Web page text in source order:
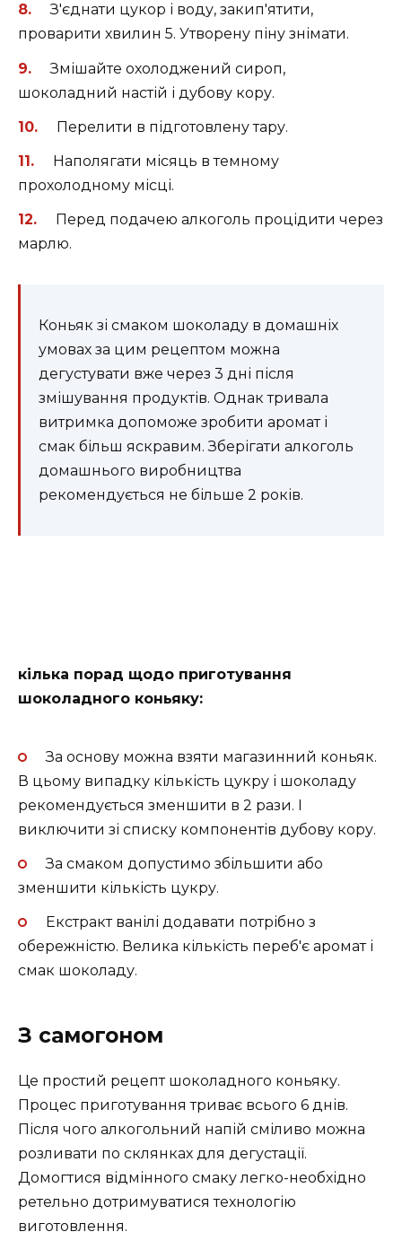
З'єднати цукор і воду, закип'ятити,
проварити хвилин 5. Утворену піну знімати.
Змішайте охолоджений сироп,
шоколадний настій і дубову кору.
Перелити в підготовлену тару.
Наполягати місяць в темному
прохолодному місці.
Перед подачею алкоголь процідити через
марлю.
Коньяк зі смаком шоколаду в домашніх
умовах за цим рецептом можна
дегустувати вже через 3 дні після
змішування продуктів. Однак тривала
витримка допоможе зробити аромат і
смак більш яскравим. Зберігати алкоголь
домашнього виробництва
рекомендується не більше 2 років.
кілька порад щодо приготування
шоколадного коньяку:
За основу можна взяти магазинний коньяк.
В цьому випадку кількість цукру і шоколаду
рекомендується зменшити в 2 рази. І
виключити зі списку компонентів дубову кору.
За смаком допустимо збільшити або
зменшити кількість цукру.
Екстракт ванілі додавати потрібно з
обережністю. Велика кількість переб'є аромат і
смак шоколаду.
З самогоном
Це простий рецепт шоколадного коньяку.
Процес приготування триває всього 6 днів.
Після чого алкогольний напій сміливо можна
розливати по склянках для дегустації.
Домогтися відмінного смаку легко-необхідно
ретельно дотримуватися технологію
виготовлення.